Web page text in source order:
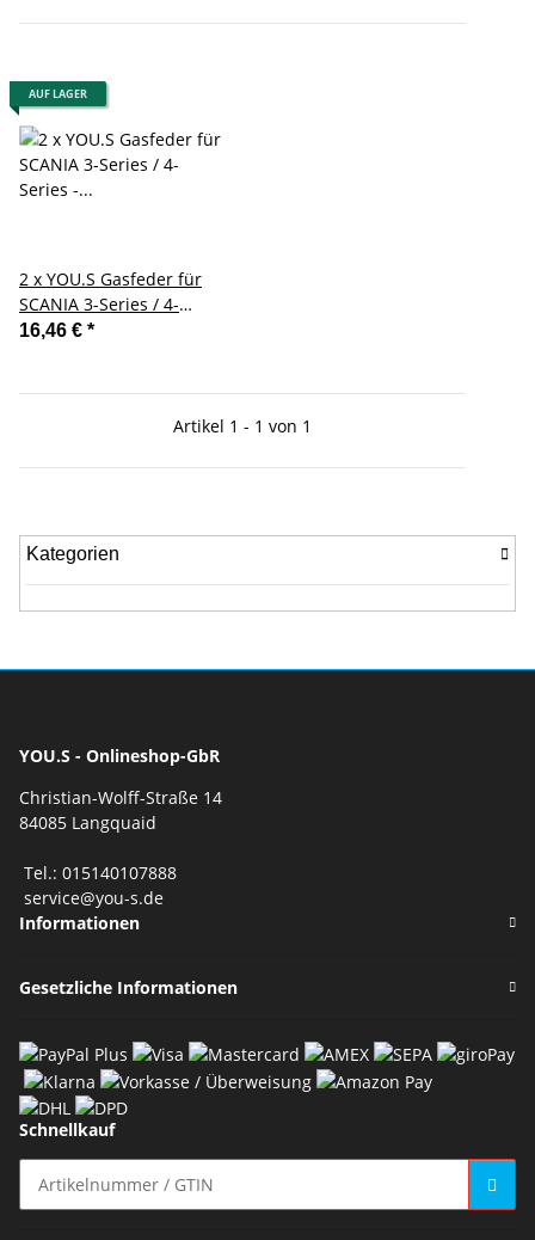
AUF LAGER
2 x YOU.S Gasfeder für
SCANIA 3-Series / 4-
Series - Sitzverstellung
16,46 € *
Artikel 1 - 1 von 1
Kategorien
YOU.S - Onlineshop-GbR
Christian-Wolff-Straße 14
84085 Langquaid
Tel.: 015140107888
service@you-s.de
Informationen
Gesetzliche Informationen
Schnellkauf